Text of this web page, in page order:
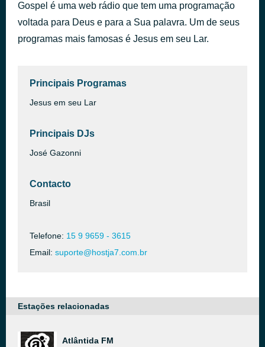
Gospel é uma web rádio que tem uma programação
voltada para Deus e para a Sua palavra. Um de seus
programas mais famosas é Jesus em seu Lar.
Principais Programas
Jesus em seu Lar
Principais DJs
José Gazonni
Contacto
Brasil
Telefone: 15 9 9659 - 3615
Email: suporte@hostja7.com.br
Estações relacionadas
Atlântida FM